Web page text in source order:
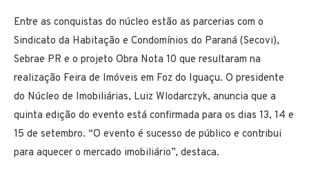
Entre as conquistas do núcleo estão as parcerias com o
Sindicato da Habitação e Condomínios do Paraná (Secovi),
Sebrae PR e o projeto Obra Nota 10 que resultaram na
realização Feira de Imóveis em Foz do Iguaçu. O presidente
do Núcleo de Imobiliárias, Luiz Wlodarczyk, anuncia que a
quinta edição do evento está confirmada para os dias 13, 14 e
15 de setembro. “O evento é sucesso de público e contribui
para aquecer o mercado imobiliário”, destaca.